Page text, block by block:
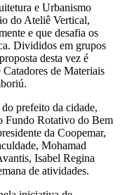
e Urbanismo
do Ateliê Vertical,
e que desafia os
Divididos em grupos
desta vez é
de Materiais
prefeito da cidade,
Fundo Rotativo do Bem
da Coopemar,
Mohamad
Isabel Regina
de atividades.